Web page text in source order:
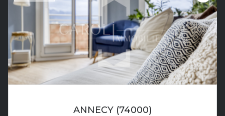
ANNECY (74000)